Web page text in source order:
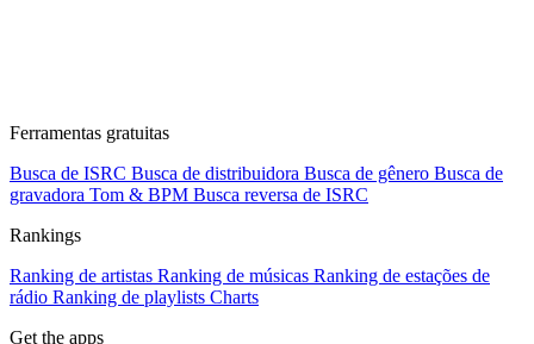
Ferramentas gratuitas
Busca de ISRC Busca de distribuidora Busca de gênero Busca de
gravadora Tom & BPM Busca reversa de ISRC
Rankings
Ranking de artistas Ranking de músicas Ranking de estações de
rádio Ranking de playlists Charts
Get the apps